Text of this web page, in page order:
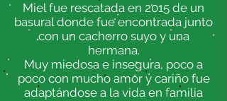
Miel fue rescatada en 2015 de un
basural donde fue encontrada junto
con un cachorro suyo y una
hermana.
Muy miedosa e insegura, poco a
poco con mucho amor y cariño fue
adaptándose a la vida en familia